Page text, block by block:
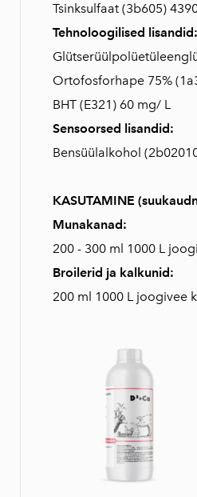
Tsinksulfaat (3b605)
Tehnoloogilised lisandid:
Ortofosforhape 75%
BHT (E321) 60 mg/ L
Sensoorsed lisandid:
Bensüülalkohol
KASUTAMINE
Munakanad:
200 - 300 ml 1000 L
Broilerid ja kalkunid:
200 ml 1000 L joogivee